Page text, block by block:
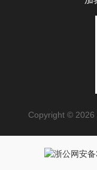
Copyright © 2026
浙公网安